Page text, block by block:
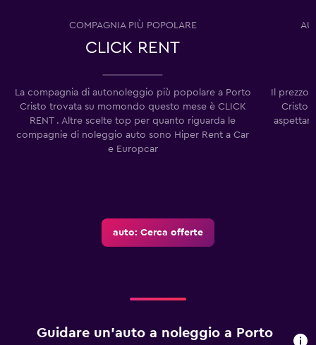
COMPAGNIA PIÙ POPOLARE
CLICK RENT
La compagnia di autonoleggio più popolare a Porto
Cristo trovata su momondo questo mese è CLICK
RENT . Altre scelte top per quanto riguarda le
compagnie di noleggio auto sono Hiper Rent a Car
e Europcar
Il prezzo
Cristo
auto: Cerca offerte
Guidare un'auto a noleggio a Porto